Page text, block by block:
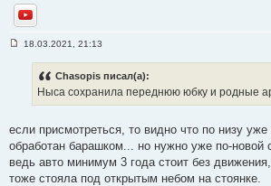
YouTube
и
#
3
6
18.03.2021, 21:13
Chasopis писал(а):
Ныса сохранила переднюю юбку и родные
если присмотреться, то видно что по низу
обработан барашком... но нужно уже по-новой
ведь авто минимум 3 года стоит без
тоже стояла под открытым небом на стоянке.